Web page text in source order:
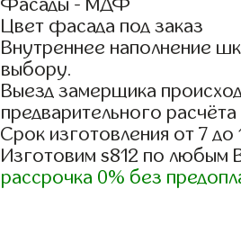
Фасады - МДФ
Цвет фасада под заказ
Внутреннее наполнение
выбору.
Выезд замерщика
предварительного
Срок изготовления от 7 до
Изготовим s812 по любым
рассрочка 0% без